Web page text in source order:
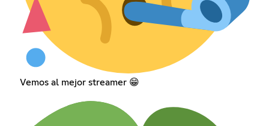
Vemos al mejor streamer 😁